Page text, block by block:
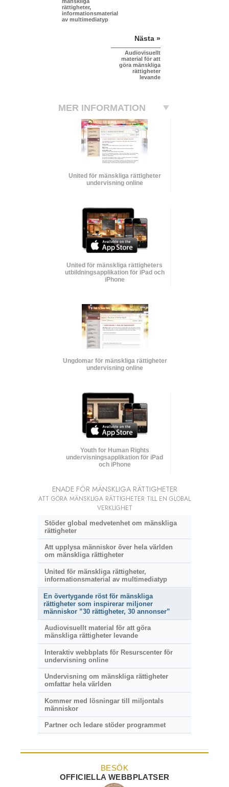
rättigheter,
informationsmaterial
av multimediatyp
Nästa »
Audiovisuellt
material för att
göra mänskliga
rättigheter
levande
MER INFORMATION
United för mänskliga rättigheter
undervisning online
United för mänskliga rättigheters
utbildnings­applikation för iPad och
iPhone
Ungdomar för mänskliga rättigheter
undervisning online
Youth for Human Rights
undervisnings­applikation för iPad
och iPhone
ENADE FÖR MÄNSKLIGA RÄTTIGHETER
ATT GÖRA MÄNSKLIGA RÄTTIGHETER TILL EN GLOBAL
VERKLIGHET
Stöder global medvetenhet om mänskliga
rättigheter
Att upplysa människor över hela världen
om mänskliga rättigheter
United för mänskliga rättigheter,
informationsmaterial av multimediatyp
En övertygande röst för mänskliga
rättigheter som inspirerar miljoner
människor ”30 rättigheter, 30 annonser”
Audiovisuellt material för att göra
mänskliga rättigheter levande
Interaktiv webbplats för Resurscenter för
undervisning online
Undervisning om mänskliga rättigheter
omfattar hela världen
Kommer med lösningar till miljontals
människor
Partner och ledare stöder programmet
BESÖK
OFFICIELLA WEBBPLATSER